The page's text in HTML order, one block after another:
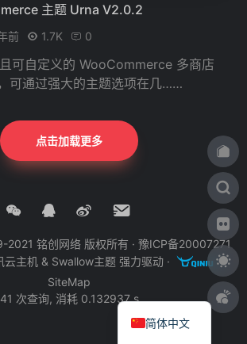
主题 Urna V2.0.2
前 1.7K 0
可自定义的 WooCommerce 多商店
可通过强大的主题选项在几……
点击加载更多
铭创网络 版权所有 · 豫ICP备20007271
云主机 & Swallow主题 强力驱动 ·
·
SiteMap
41 次查询, 消耗 0.132937 s
简体中文